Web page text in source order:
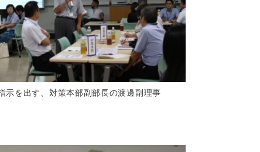
示を出す、対策本部副部長の渡邊副理事